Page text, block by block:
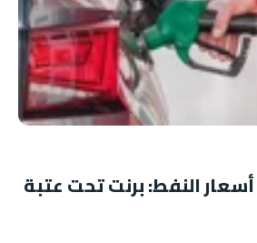
النفط: برنت تحت عتبة